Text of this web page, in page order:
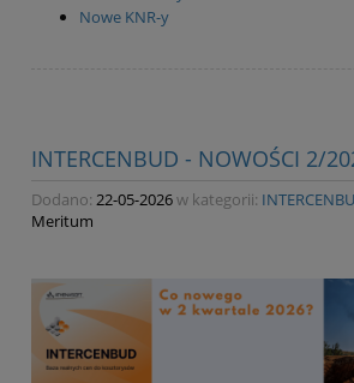
Nowe KNR-y
INTERCENBUD - NOWOŚCI 2/
Dodano: 22-05-2026w kategorii:
Meritum